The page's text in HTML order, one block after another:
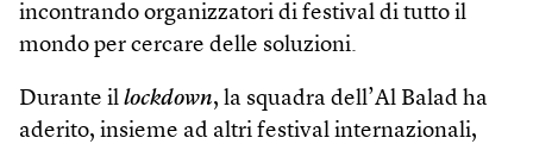
incontrando organizzatori di festival di tutto il
mondo per cercare delle soluzioni.
Durante il lockdown, la squadra dell’Al Balad ha
aderito, insieme ad altri festival internazionali,